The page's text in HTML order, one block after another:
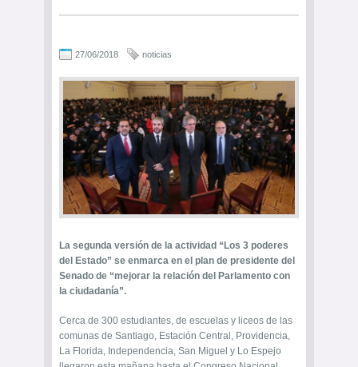
27/06/2018 noticias
La segunda versión de la actividad “Los 3 poderes
del Estado” se enmarca en el plan de presidente del
Senado de “mejorar la relación del Parlamento con
la ciudadanía”.
Cerca de 300 estudiantes, de escuelas y liceos de las
comunas de Santiago, Estación Central, Providencia,
La Florida, Independencia, San Miguel y Lo Espejo